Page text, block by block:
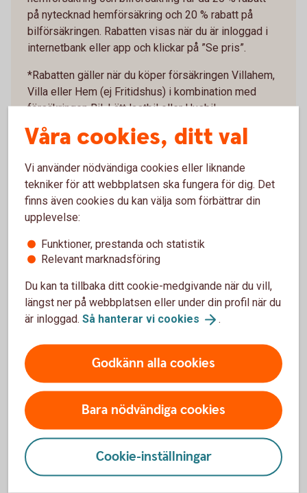
på nytecknad hemförsäkring och 20 % rabatt på
bilförsäkringen. Rabatten visas när du är inloggad i
internetbank eller app och klickar på ”Se pris”.
*Rabatten gäller när du köper försäkringen Villahem,
Villa eller Hem (ej Fritidshus) i kombination med
försäkringen Bil, Lätt lastbil eller Husbil.
Anmäl skada online
Anmäl skada online(3kronor.se)
Anmäl skada via telefon
Anmäl skada
Våra cookies, ditt val
Vi använder nödvändiga cookies eller liknande
tekniker för att webbplatsen ska fungera för dig. Det
finns även cookies du kan välja som förbättrar din
upplevelse:
Funktioner, prestanda och statistik
Relevant marknadsföring
Du kan ta tillbaka ditt cookie-medgivande när du vill,
längst ner på webbplatsen eller under din profil när du
är inloggad. Så hanterar vi cookies .
Godkänn alla cookies
Bara nödvändiga cookies
Cookie-inställningar